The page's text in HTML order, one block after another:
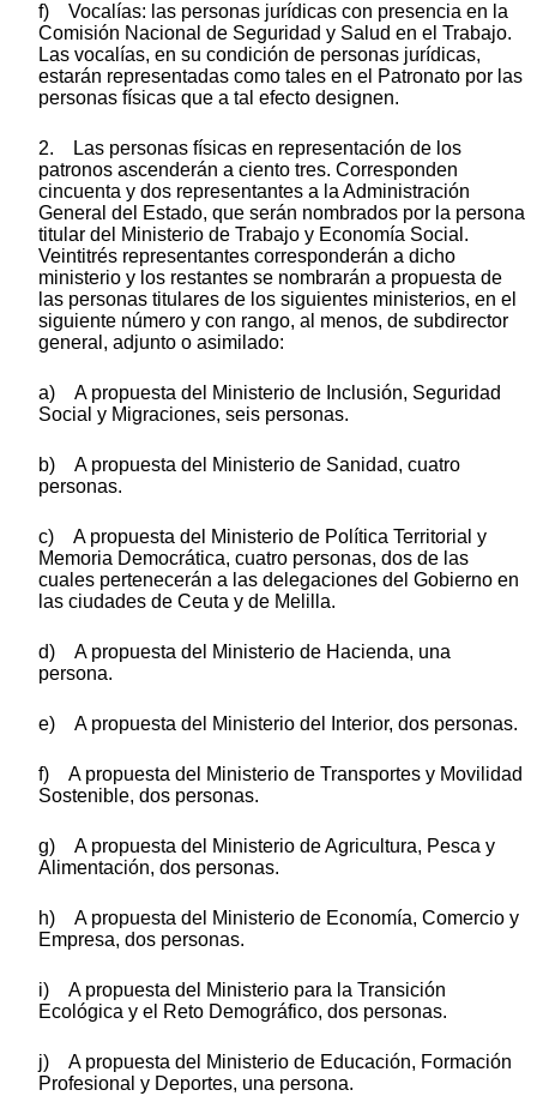
f) Vocalías: las personas jurídicas con presencia en la
Comisión Nacional de Seguridad y Salud en el Trabajo.
Las vocalías, en su condición de personas jurídicas,
estarán representadas como tales en el Patronato por las
personas físicas que a tal efecto designen.
2. Las personas físicas en representación de los
patronos ascenderán a ciento tres. Corresponden
cincuenta y dos representantes a la Administración
General del Estado, que serán nombrados por la persona
titular del Ministerio de Trabajo y Economía Social.
Veintitrés representantes corresponderán a dicho
ministerio y los restantes se nombrarán a propuesta de
las personas titulares de los siguientes ministerios, en el
siguiente número y con rango, al menos, de subdirector
general, adjunto o asimilado:
a) A propuesta del Ministerio de Inclusión, Seguridad
Social y Migraciones, seis personas.
b) A propuesta del Ministerio de Sanidad, cuatro
personas.
c) A propuesta del Ministerio de Política Territorial y
Memoria Democrática, cuatro personas, dos de las
cuales pertenecerán a las delegaciones del Gobierno en
las ciudades de Ceuta y de Melilla.
d) A propuesta del Ministerio de Hacienda, una
persona.
e) A propuesta del Ministerio del Interior, dos personas.
f) A propuesta del Ministerio de Transportes y Movilidad
Sostenible, dos personas.
g) A propuesta del Ministerio de Agricultura, Pesca y
Alimentación, dos personas.
h) A propuesta del Ministerio de Economía, Comercio y
Empresa, dos personas.
i) A propuesta del Ministerio para la Transición
Ecológica y el Reto Demográfico, dos personas.
j) A propuesta del Ministerio de Educación, Formación
Profesional y Deportes, una persona.